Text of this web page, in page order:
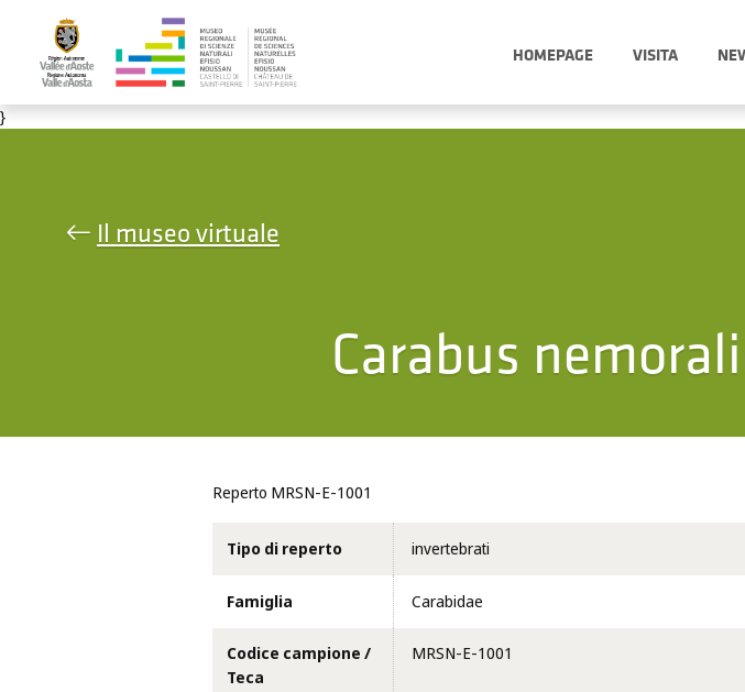
HOMEPAGE VISITA
}
Il museo virtuale
Carabus
Reperto MRSN-E-1001
Tipo di reperto invertebrati
Famiglia Carabidae
Codice campione /
Teca
MRSN-E-1001